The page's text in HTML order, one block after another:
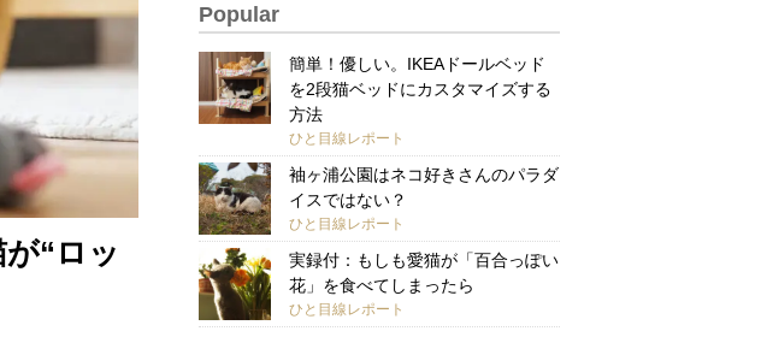
“ロッ
Popular
簡単！優しい。IKEAドールベッド
を2段猫ベッドにカスタマイズする
方法
ひと目線レポート
袖ヶ浦公園はネコ好きさんのパラダ
イスではない？
ひと目線レポート
実録付：もしも愛猫が「百合っぽい
花」を食べてしまったら
ひと目線レポート